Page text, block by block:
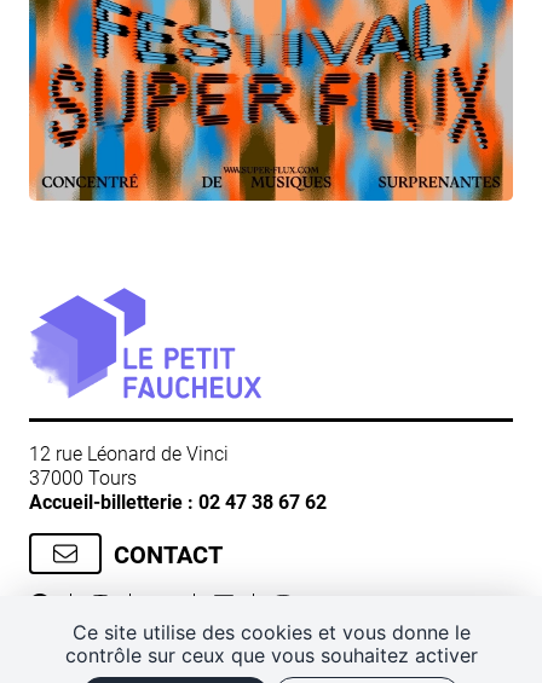
Ce site utilise des cookies et vous donne le
contrôle sur ceux que vous souhaitez activer
12 rue Léonard de Vinci
37000 Tours
Accueil-billetterie : 02 47 38 67 62
CONTACT
CGV Mentions légales
Plan de site